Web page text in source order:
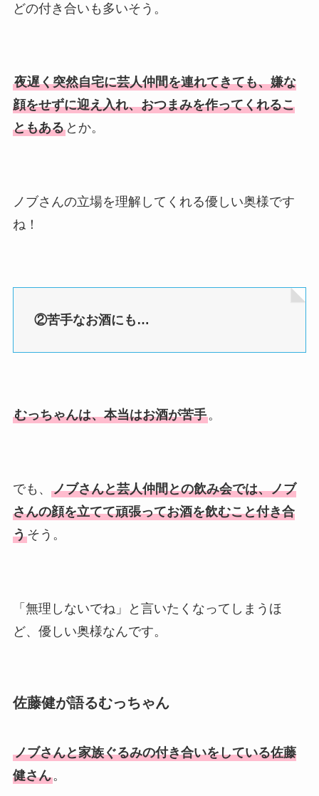
どの付き合いも多いそう。
夜遅く突然自宅に芸人仲間を連れてきても、嫌な
顔をせずに迎え入れ、おつまみを作ってくれるこ
ともあるとか。
ノブさんの立場を理解してくれる優しい奥様です
ね！
②苦手なお酒にも…
むっちゃんは、本当はお酒が苦手。
でも、 ノブさんと芸人仲間との飲み会では、ノブ
さんの顔を立てて頑張ってお酒を飲むこと付き合
うそう。
「無理しないでね」と言いたくなってしまうほ
ど、優しい奥様なんです。
佐藤健が語るむっちゃん
ノブさんと家族ぐるみの付き合いをしている佐藤
健さん。